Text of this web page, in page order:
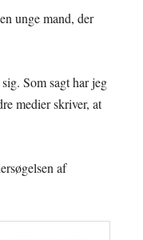
unge mand, der
Som sagt har jeg
medier skriver, at
af